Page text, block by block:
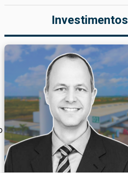
Investimentos